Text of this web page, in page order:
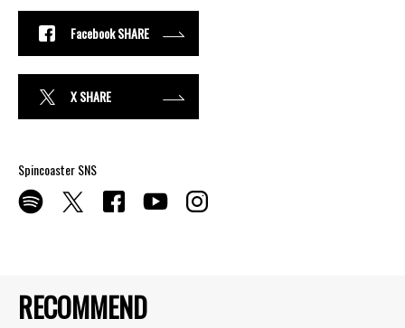
RECOMMEND
Facebook SHARE
X SHARE
Spincoaster SNS